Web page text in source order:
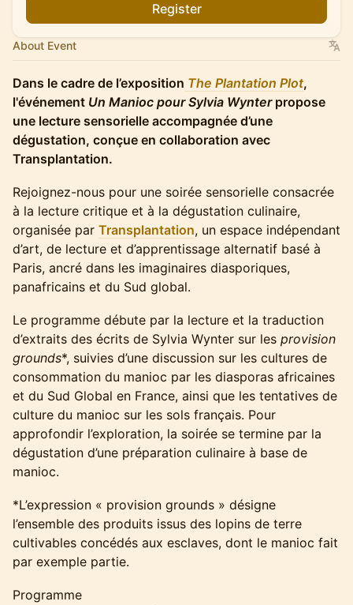
Register
About Event
Dans le cadre de l’exposition The Plantation Plot,
l'événement Un Manioc pour Sylvia Wynterpropose
une lecture sensorielle accompagnée d’une
dégustation, conçue en collaboration avec
Transplantation.
Rejoignez-nous pour une soirée sensorielle consacrée
à la lecture critique et à la dégustation culinaire,
organisée par Transplantation, un espace indépendant
d’art, de lecture et d’apprentissage alternatif basé à
Paris, ancré dans les imaginaires diasporiques,
panafricains et du Sud global.
Le programme débute par la lecture et la traduction
d’extraits des écrits de Sylvia Wynter sur les provision
grounds*, suivies d’une discussion sur les cultures de
consommation du manioc par les diasporas africaines
et du Sud Global en France, ainsi que les tentatives de
culture du manioc sur les sols français. Pour
approfondir l’exploration, la soirée se termine par la
dégustation d’une préparation culinaire à base de
manioc.
*L’expression « provision grounds » désigne
l’ensemble des produits issus des lopins de terre
cultivables concédés aux esclaves, dont le manioc fait
par exemple partie.
Programme